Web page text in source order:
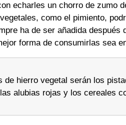
echarles un chorro de zumo
como el pimiento,
ha de ser añadida
forma de consumirlas sea
de hierro vegetal serán los
alubias rojas y los cereales